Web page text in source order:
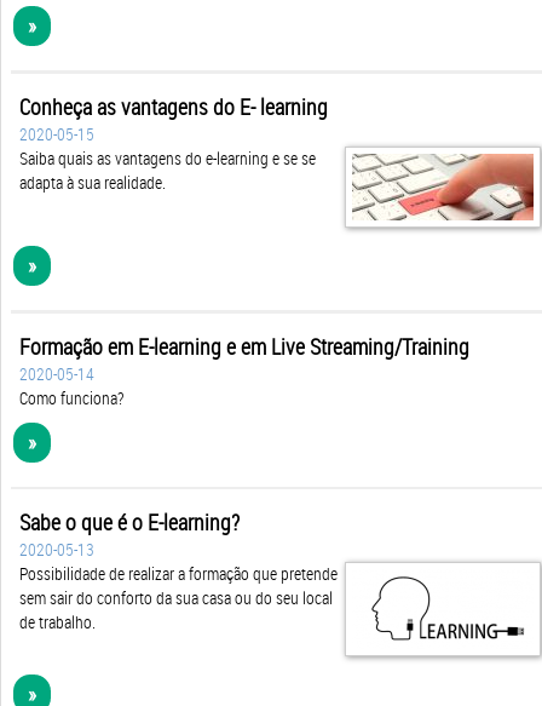
»
Conheça as vantagens do E- learning
2020-05-15
Saiba quais as vantagens do e-learning e se se
adapta à sua realidade.
»
Formação em E-learning e em Live Streaming/Training
2020-05-14
Como funciona?
»
Sabe o que é o E-learning?
2020-05-13
Possibilidade de realizar a formação que pretende
sem sair do conforto da sua casa ou do seu local
de trabalho.
»